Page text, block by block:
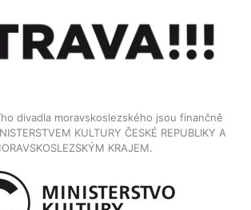
divadla moravskoslezského jsou finančně
KULTURY ČESKÉ REPUBLIKY A
KRAJEM.